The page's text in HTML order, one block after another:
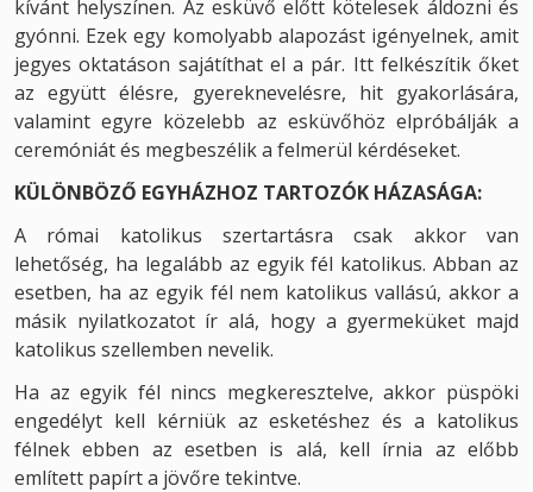
kívánt helyszínen. Az esküvő előtt kötelesek áldozni és
gyónni. Ezek egy komolyabb alapozást igényelnek, amit
jegyes oktatáson sajátíthat el a pár. Itt felkészítik őket
az együtt élésre, gyereknevelésre, hit gyakorlására,
valamint egyre közelebb az esküvőhöz elpróbálják a
ceremóniát és megbeszélik a felmerül kérdéseket.
KÜLÖNBÖZŐ EGYHÁZHOZ TARTOZÓK HÁZASÁGA:
A római katolikus szertartásra csak akkor van
lehetőség, ha legalább az egyik fél katolikus. Abban az
esetben, ha az egyik fél nem katolikus vallású, akkor a
másik nyilatkozatot ír alá, hogy a gyermeküket majd
katolikus szellemben nevelik.
Ha az egyik fél nincs megkeresztelve, akkor püspöki
engedélyt kell kérniük az esketéshez és a katolikus
félnek ebben az esetben is alá, kell írnia az előbb
említett papírt a jövőre tekintve.